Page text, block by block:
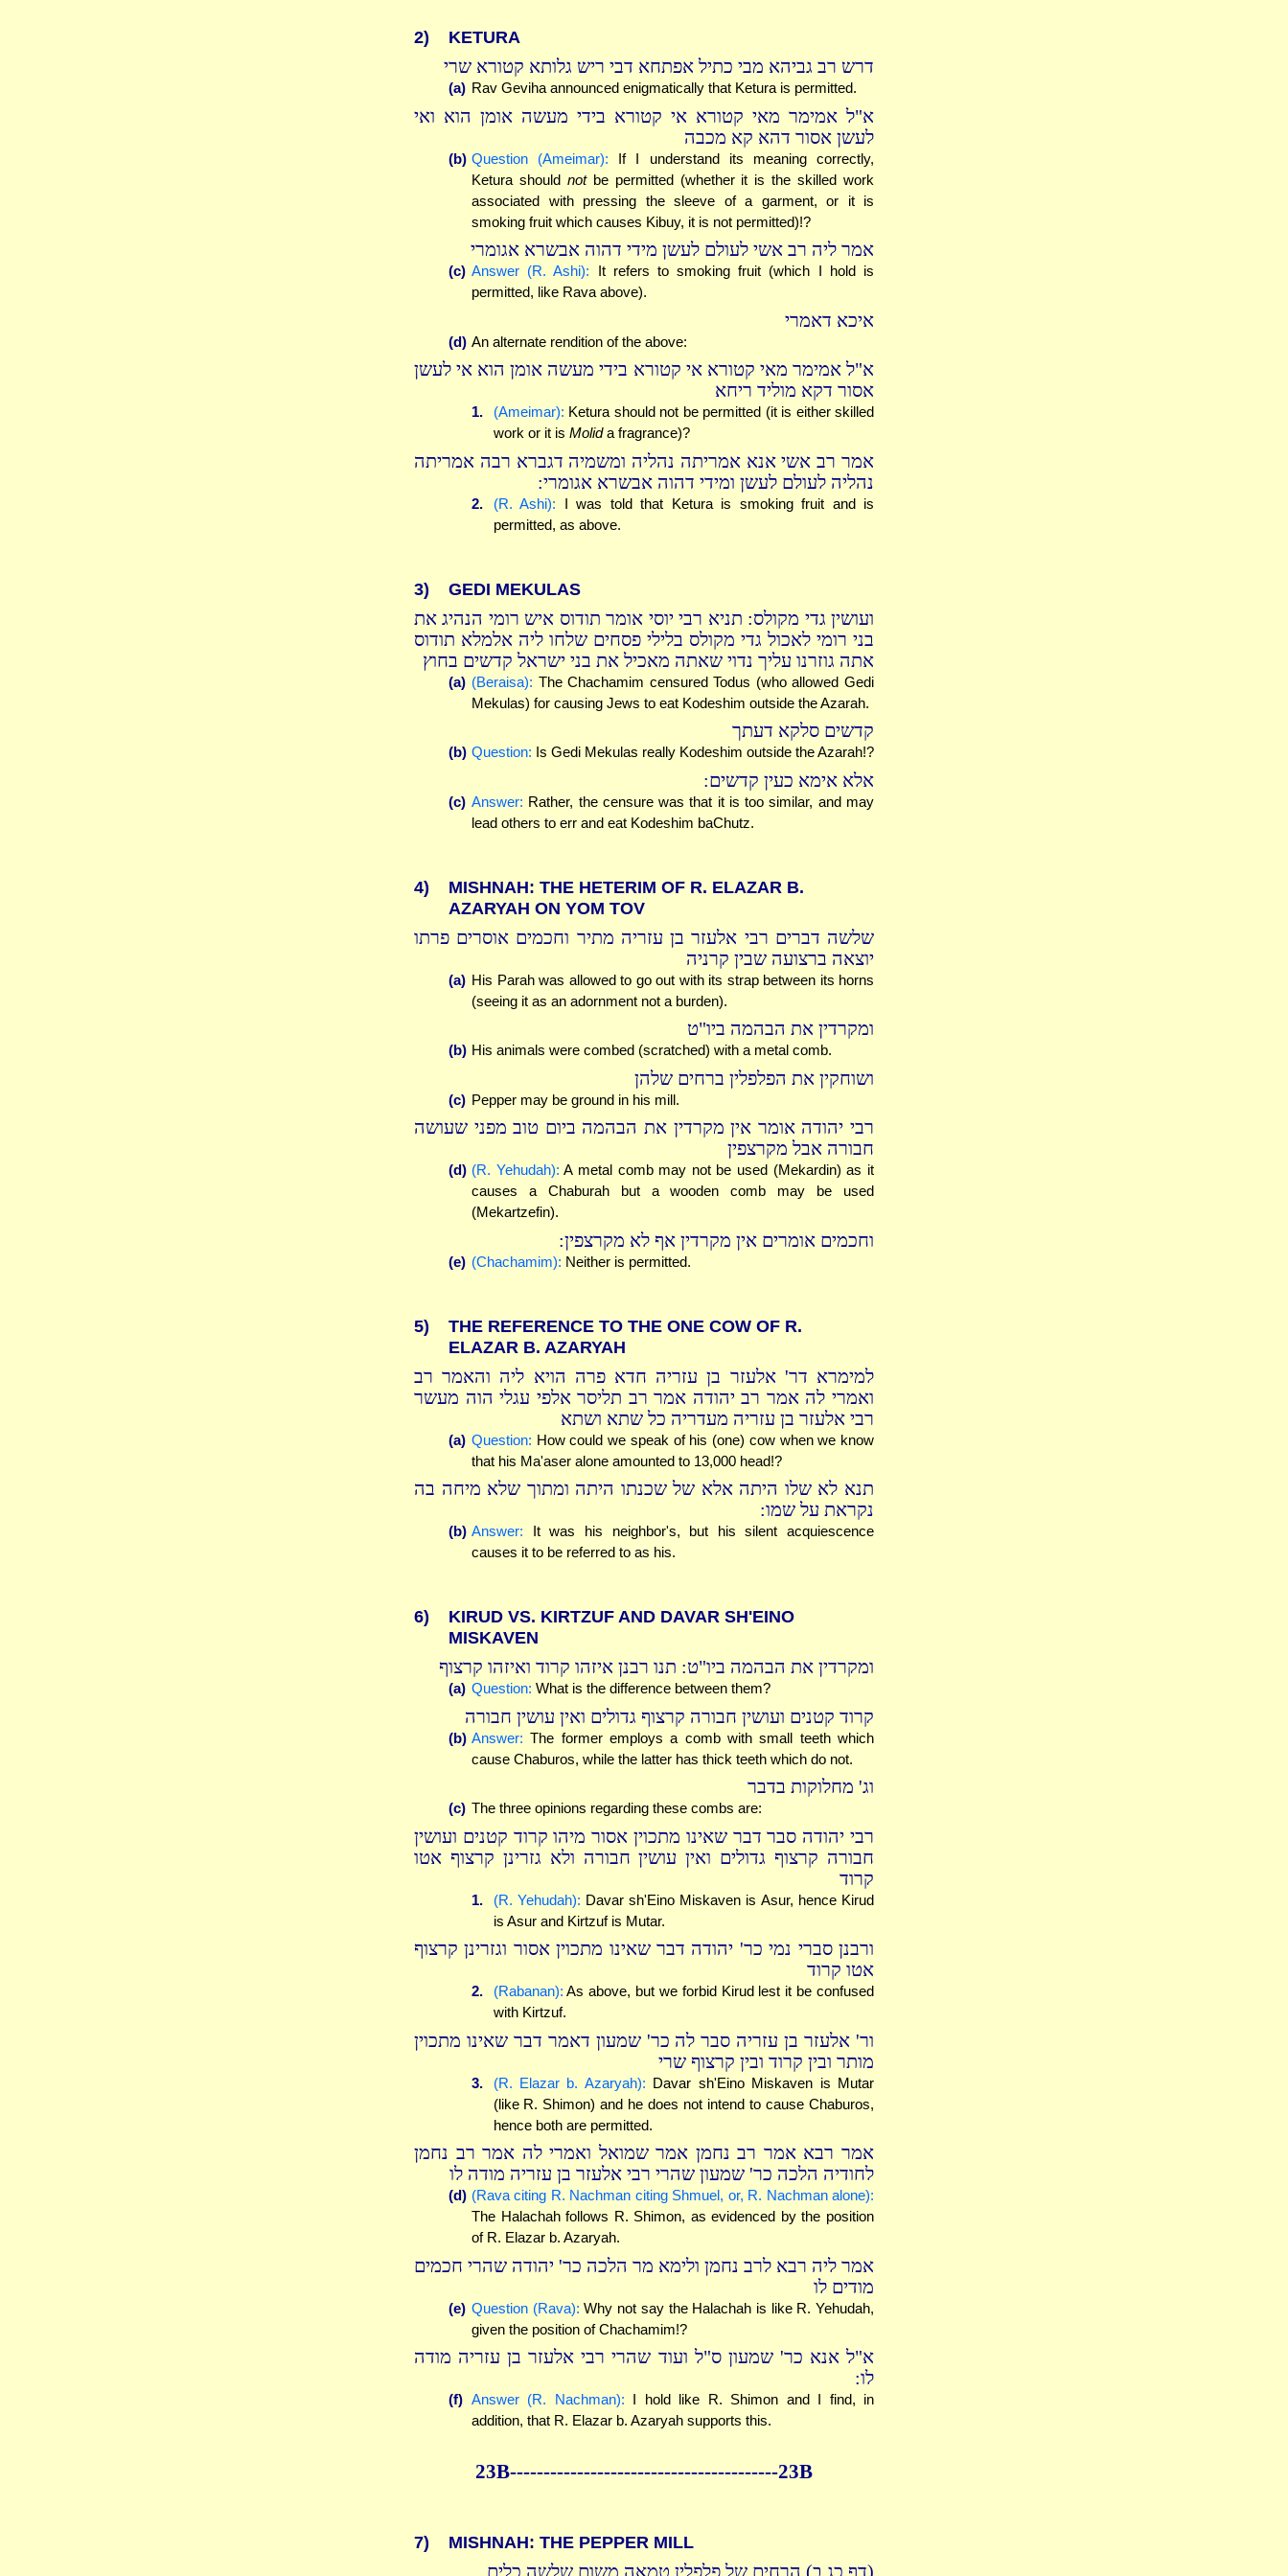
2) KETURA
דרש רב גביהא מבי כתיל אפתחא דבי ריש גלותא קטורא שרי
(a) Rav Geviha announced enigmatically that Ketura is permitted.
א"ל אמימר מאי קטורא אי קטורא בידי מעשה אומן הוא ואי
לעשן אסור דהא קא מכבה
(b) Question (Ameimar): If I understand its meaning correctly,
Ketura should notbe permitted (whether it is the skilled work
associated with pressing the sleeve of a garment, or it is
smoking fruit which causes Kibuy, it is not permitted)!?
אמר ליה רב אשי לעולם לעשן מידי דהוה אבשרא אגומרי
(c) Answer (R. Ashi): It refers to smoking fruit (which I hold is
permitted, like Rava above).
איכא דאמרי
(d) An alternate rendition of the above:
א"ל אמימר מאי קטורא אי קטורא בידי מעשה אומן הוא אי לעשן
אסור דקא מוליד ריחא
1. (Ameimar): Ketura should not be permitted (it is either skilled
work or it is Molida fragrance)?
אמר רב אשי אנא אמריתה נהליה ומשמיה דגברא רבה אמריתה
נהליה לעולם לעשן ומידי דהוה אבשרא אגומרי:
2. (R. Ashi): I was told that Ketura is smoking fruit and is
permitted, as above.
3) GEDI MEKULAS
ועושין גדי מקולס: תניא רבי יוסי אומר תודוס איש רומי הנהיג את
בני רומי לאכול גדי מקולס בלילי פסחים שלחו ליה אלמלא תודוס
אתה גוזרנו עליך נדוי שאתה מאכיל את בני ישראל קדשים בחוץ
(a) (Beraisa): The Chachamim censured Todus (who allowed Gedi
Mekulas) for causing Jews to eat Kodeshim outside the Azarah.
קדשים סלקא דעתך
(b) Question: Is Gedi Mekulas really Kodeshim outside the Azarah!?
אלא אימא כעין קדשים:
(c) Answer: Rather, the censure was that it is too similar, and may
lead others to err and eat Kodeshim baChutz.
4)
MISHNAH: THE HETERIM OF R. ELAZAR B.
AZARYAH ON YOM TOV
שלשה דברים רבי אלעזר בן עזריה מתיר וחכמים אוסרים פרתו
יוצאה ברצועה שבין קרניה
(a) His Parah was allowed to go out with its strap between its horns
(seeing it as an adornment not a burden).
ומקרדין את הבהמה ביו"ט
(b) His animals were combed (scratched) with a metal comb.
ושוחקין את הפלפלין ברחים שלהן
(c) Pepper may be ground in his mill.
רבי יהודה אומר אין מקרדין את הבהמה ביום טוב מפני שעושה
חבורה אבל מקרצפין
(d) (R. Yehudah): A metal comb may not be used (Mekardin) as it
causes a Chaburah but a wooden comb may be used
(Mekartzefin).
וחכמים אומרים אין מקרדין אף לא מקרצפין:
(e) (Chachamim): Neither is permitted.
5)
THE REFERENCE TO THE ONE COW OF R.
ELAZAR B. AZARYAH
למימרא דר' אלעזר בן עזריה חדא פרה הויא ליה והאמר רב
ואמרי לה אמר רב יהודה אמר רב תליסר אלפי עגלי הוה מעשר
רבי אלעזר בן עזריה מעדריה כל שתא ושתא
(a) Question: How could we speak of his (one) cow when we know
that his Ma'aser alone amounted to 13,000 head!?
תנא לא שלו היתה אלא של שכנתו היתה ומתוך שלא מיחה בה
נקראת על שמו:
(b) Answer: It was his neighbor's, but his silent acquiescence
causes it to be referred to as his.
6)
KIRUD VS. KIRTZUF AND DAVAR SH'EINO
MISKAVEN
ומקרדין את הבהמה ביו"ט: תנו רבנן איזהו קרוד ואיזהו קרצוף
(a) Question: What is the difference between them?
קרוד קטנים ועושין חבורה קרצוף גדולים ואין עושין חבורה
(b) Answer: The former employs a comb with small teeth which
cause Chaburos, while the latter has thick teeth which do not.
וג' מחלוקות בדבר
(c) The three opinions regarding these combs are:
רבי יהודה סבר דבר שאינו מתכוין אסור מיהו קרוד קטנים ועושין
חבורה קרצוף גדולים ואין עושין חבורה ולא גזרינן קרצוף אטו
קרוד
1. (R. Yehudah): Davar sh'Eino Miskaven is Asur, hence Kirud
is Asur and Kirtzuf is Mutar.
ורבנן סברי נמי כר' יהודה דבר שאינו מתכוין אסור וגזרינן קרצוף
אטו קרוד
2. (Rabanan): As above, but we forbid Kirud lest it be confused
with Kirtzuf.
ור' אלעזר בן עזריה סבר לה כר' שמעון דאמר דבר שאינו מתכוין
מותר ובין קרוד ובין קרצוף שרי
3. (R. Elazar b. Azaryah): Davar sh'Eino Miskaven is Mutar
(like R. Shimon) and he does not intend to cause Chaburos,
hence both are permitted.
אמר רבא אמר רב נחמן אמר שמואל ואמרי לה אמר רב נחמן
לחודיה הלכה כר' שמעון שהרי רבי אלעזר בן עזריה מודה לו
(d) (Rava citing R. Nachman citing Shmuel, or, R. Nachman alone):
The Halachah follows R. Shimon, as evidenced by the position
of R. Elazar b. Azaryah.
אמר ליה רבא לרב נחמן ולימא מר הלכה כר' יהודה שהרי חכמים
מודים לו
(e) Question (Rava): Why not say the Halachah is like R. Yehudah,
given the position of Chachamim!?
א"ל אנא כר' שמעון ס"ל ועוד שהרי רבי אלעזר בן עזריה מודה
לו:
(f) Answer (R. Nachman): I hold like R. Shimon and I find, in
addition, that R. Elazar b. Azaryah supports this.
23B----------------------------------------23B
7) MISHNAH: THE PEPPER MILL
(דף כג,ב) הרחים של פלפלין טמאה משום שלשה כלים